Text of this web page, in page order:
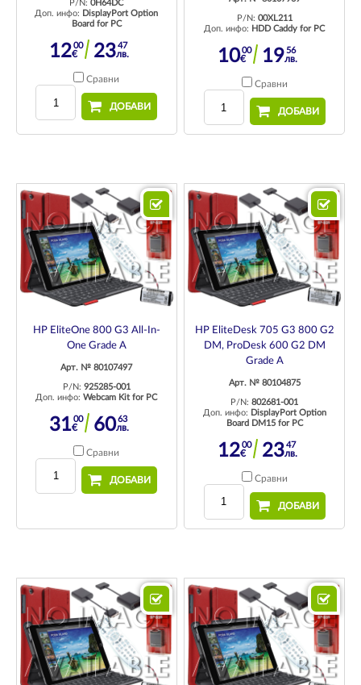
P/N:0H64DC
Доп. инфо: DisplayPort Option
Board for PC
1200
€ 2347
лв.
Сравни
ДОБАВИ
P/N: 00XL211
Доп. инфо: HDD Caddy for PC
1000
€ 1956
лв.
Сравни
ДОБАВИ
HP EliteOne 800 G3 All-In-
One Grade A
Арт. № 80107497
P/N: 925285-001
Доп. инфо:Webcam Kit for PC
3100
€ 6063
лв.
Сравни
ДОБАВИ
HP EliteDesk 705 G3 800 G2
DM, ProDesk 600 G2 DM
Grade A
Арт. № 80104875
P/N:802681-001
Доп. инфо: DisplayPort Option
Board DM15 for PC
1200
€ 2347
лв.
Сравни
ДОБАВИ